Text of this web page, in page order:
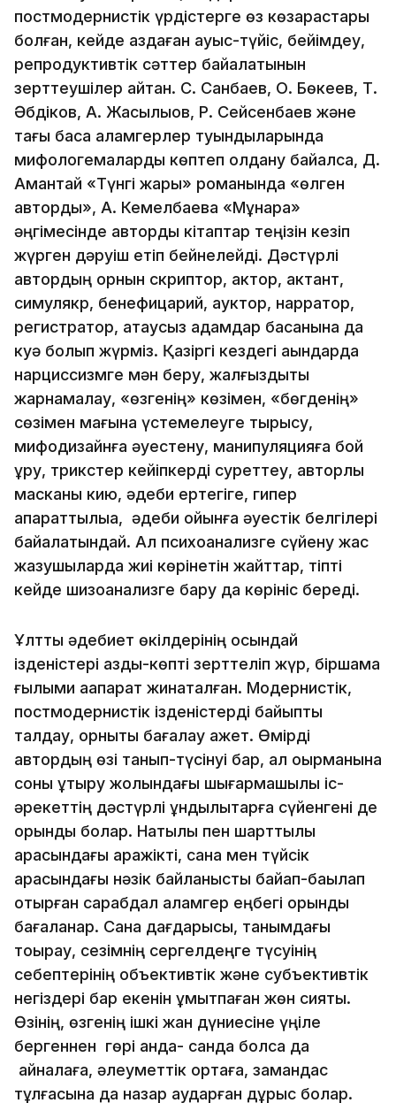
постмодернистік үрдістерге өз көзқарастары
болған, кейде аздаған ауыс-түйіс, бейімдеу,
репродуктивтік сәттер байқалатынын
зерттеушілер айтқан. С. Санбаев, О. Бөкеев, Т.
Әбдіков, А. Жақсылықов, Р. Сейсенбаев және
тағы басқа қаламгерлер туындыларында
мифологемаларды көптеп қолдану байқалса, Д.
Амантай «Түнгі жарық» романында «өлген
авторды», А. Кемелбаева «Мұнара»
әңгімесінде авторды кітаптар теңізін кезіп
жүрген дәруіш етіп бейнелейді. Дәстүрлі
автордың орнын скриптор, актор, актант,
симулякр, бенефицарий, ауктор, нарратор,
регистратор, атаусыз адамдар басқанына да
куә болып жүрміз. Қазіргі кездегі ақындарда
нарциссизмге мән беру, жалғыздықты
жарнамалау, «өзгенің» көзімен, «бөгденің»
сөзімен мағына үстемелеуге тырысу,
мифодизайнға әуестену, манипуляцияға бой
ұру, трикстер кейіпкерді суреттеу, авторлық
масканы кию, әдеби ертегіге, гипер
ақпараттылыққа, әдеби ойынға әуестік белгілері
байқалатындай. Ал психоанализге сүйену жас
жазушыларда жиі көрінетін жайттар, тіпті
кейде шизоанализге бару да көрініс береді.
Ұлттық әдебиет өкілдерінің осындай
ізденістері азды-көпті зерттеліп жүр, біршама
ғылыми ақапарат жинақталған. Модернистік,
постмодернистік ізденістерді байыпты
талдау, орнықты бағалау қажет. Өмірді
автордың өзі танып-түсінуі бар, ал оқырманына
соны ұқтыру жолындағы шығармашылық іс-
әрекеттің дәстүрлі құндылықтарға сүйенгені де
орынды болар. Нақтылық пен шарттылық
арасындағы аражікті, сана мен түйсік
арасындағы нәзік байланысты байқап-бақылап
отырған сарабдал қаламгер еңбегі орынды
бағаланар. Сана дағдарысы, танымдағы
тоқырау, сезімнің сергелдеңге түсуінің
себептерінің объективтік және субъективтік
негіздері бар екенін ұмытпаған жөн сияқты.
Өзінің, өзгенің ішкі жан дүниесіне үңіле
бергеннен гөрі анда- санда болса да
айналаға, әлеуметтік ортаға, замандас
тұлғасына да назар аударған дұрыс болар.